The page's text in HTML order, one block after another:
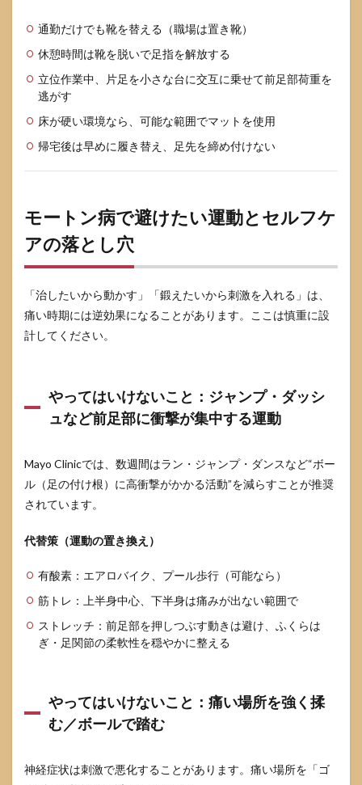
にし
た情
報源
通勤だけでも靴を替える（職場は置き靴）
休憩時間は靴を脱いで足指を解放する
立位作業中、片足を小さな台に交互に乗せて前足部荷重を
逃がす
床が硬い環境なら、可能な範囲でマットを使用
帰宅後は早めに履き替え、足先を締め付けない
モートン病で避けたい運動とセルフケ
アの落とし穴
「治したいから動かす」「鍛えたいから刺激を入れる」は、
痛い時期には逆効果になることがあります。ここは慎重に設
計してください。
やってはいけないこと：ジャンプ・ダッシ
ュなど前足部に衝撃が集中する運動
Mayo Clinicでは、数週間はラン・ジャンプ・ダンスなど“ボー
ル（足の付け根）に高衝撃がかかる活動”を減らすことが推奨
されています。
代替策（運動の置き換え）
有酸素：エアロバイク、プール歩行（可能なら）
筋トレ：上半身中心、下半身は痛みが出ない範囲で
ストレッチ：前足部を押しつぶす動きは避け、ふくらは
ぎ・足関節の柔軟性を穏やかに整える
やってはいけないこと：痛い場所を強く揉
む／ボールで踏む
神経症状は刺激で悪化することがあります。痛い場所を「ゴ